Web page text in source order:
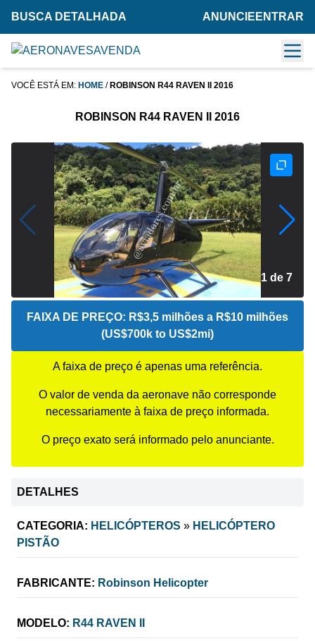
BUSCA DETALHADA ANUNCIE ENTRAR
VOCÊ ESTÁ EM: HOME / ROBINSON R44 RAVEN II 2016
ROBINSON R44 RAVEN II 2016
2 de 7
FAIXA DE PREÇO: R$3,5 milhões a R$10 milhões
(US$700k to US$2mi)
A faixa de preço é apenas uma referência.
O valor de venda da aeronave não corresponde
necessariamente à faixa de preço informada.
O preço exato será informado pelo anunciante.
DETALHES
CATEGORIA: HELICÓPTEROS » HELICÓPTERO
PISTÃO
FABRICANTE: Robinson Helicopter
MODELO: R44 RAVEN II